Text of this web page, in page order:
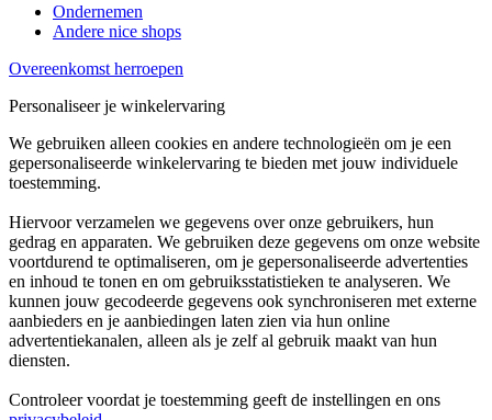
Ondernemen
Andere nice shops
Overeenkomst herroepen
Personaliseer je winkelervaring
We gebruiken alleen cookies en andere technologieën om je een
gepersonaliseerde winkelervaring te bieden met jouw individuele
toestemming.
Hiervoor verzamelen we gegevens over onze gebruikers, hun
gedrag en apparaten. We gebruiken deze gegevens om onze website
voortdurend te optimaliseren, om je gepersonaliseerde advertenties
en inhoud te tonen en om gebruiksstatistieken te analyseren. We
kunnen jouw gecodeerde gegevens ook synchroniseren met externe
aanbieders en je aanbiedingen laten zien via hun online
advertentiekanalen, alleen als je zelf al gebruik maakt van hun
diensten.
Controleer voordat je toestemming geeft de instellingen en ons